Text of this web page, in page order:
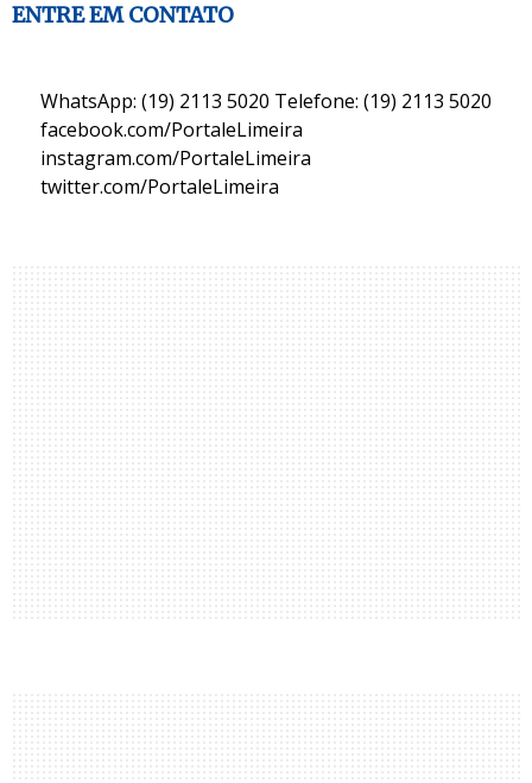
ENTRE EM CONTATO
WhatsApp: (19) 2113 5020 Telefone: (19) 2113 5020
facebook.com/PortaleLimeira
instagram.com/PortaleLimeira
twitter.com/PortaleLimeira